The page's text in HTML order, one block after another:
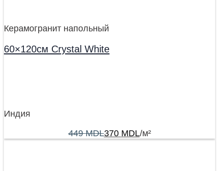
Керамогранит напольный
60×120см Crystal White
Индия
449MDL370 MDL/м²